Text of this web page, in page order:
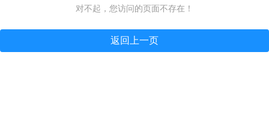
对不起，您访问的页面不存在！
返回上一页